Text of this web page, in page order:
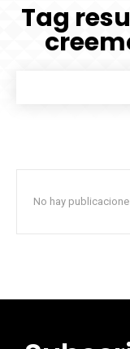
Tag
No hay